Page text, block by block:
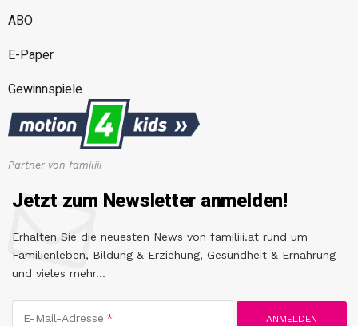
ABO
E-Paper
Gewinnspiele
Partner von familiii
Jetzt zum Newsletter anmelden!
Erhalten Sie die neuesten News von familiii.at rund um
Familienleben, Bildung & Erziehung, Gesundheit & Ernährung
und vieles mehr...
E-Mail-Adresse